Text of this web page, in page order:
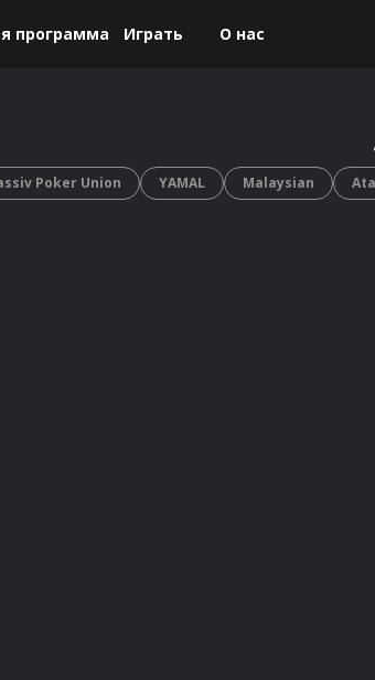
программа Играть О нас
Poker Union YAMAL Malaysian